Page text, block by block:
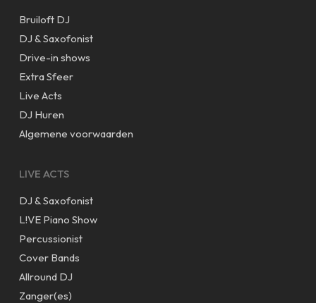
Bruiloft DJ
DJ & Saxofonist
Drive-in shows
Extra Sfeer
Live Acts
DJ Huren
Algemene voorwaarden
LIVE ACTS
DJ & Saxofonist
L!VE Piano Show
Percussionist
Cover Bands
Allround DJ
Zanger(es)